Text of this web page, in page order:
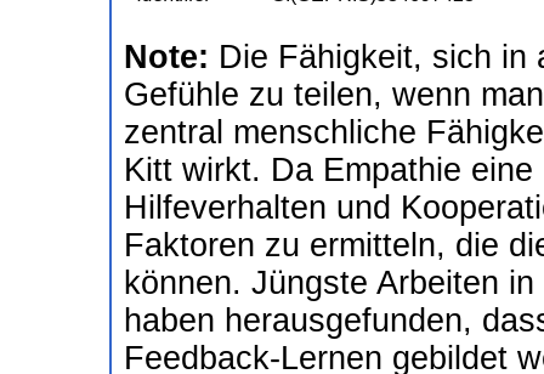
Note: Die Fähigkeit, sich in
Gefühle zu teilen, wenn
zentral menschliche
Kitt wirkt. Da Empathie
Hilfeverhalten und
Faktoren zu ermitteln, die
können. Jüngste Arbeiten
haben herausgefunden,
Feedback-Lernen gebildet